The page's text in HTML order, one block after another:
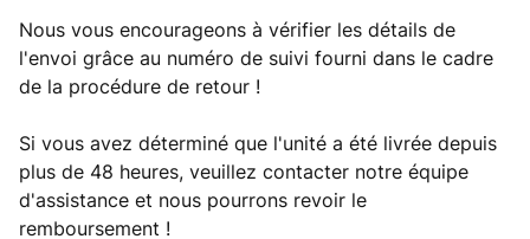
Nous vous encourageons à vérifier les détails de
l'envoi grâce au numéro de suivi fourni dans le cadre
de la procédure de retour !
Si vous avez déterminé que l'unité a été livrée depuis
plus de 48 heures, veuillez contacter notre équipe
d'assistance et nous pourrons revoir le
remboursement !